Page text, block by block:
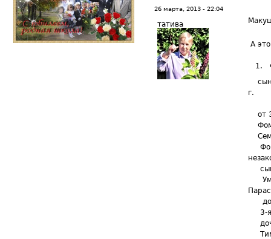
26 марта, 2013 - 22:04
татива
А
1.
сын
г.
от
сын
3-я